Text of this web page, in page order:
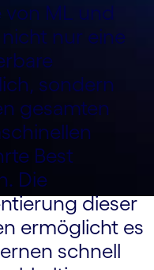
von ML und
nur eine
sondern
gesamten
Best
Die
dieser
ermöglicht es
schnell